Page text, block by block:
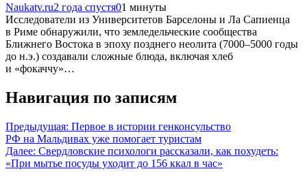
Naukatv.ru2 года спустя01 минуты
Исследователи из Университетов Барселоны и Ла Сапиенца
в Риме обнаружили, что земледельческие сообщества
Ближнего Востока в эпоху позднего неолита (7000–5000 годы
до н.э.) создавали сложные блюда, включая хлеб
и «фокаччу»…
Навигация по записям
Предыдущая: Первое в истории генконсульство
РФ на Мальдивах уже помогает туристам
Далее: Свердловские психологи рассказали, как похудеть:
«При мытье посуды уходит до 156 ккал в час»